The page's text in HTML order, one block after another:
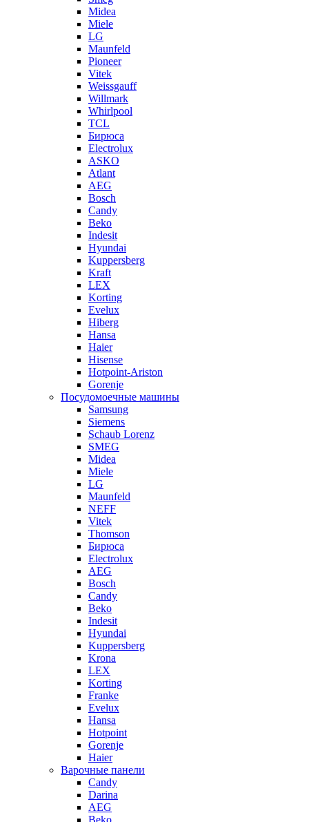
Midea
Miele
LG
Maunfeld
Pioneer
Vitek
Weissgauff
Willmark
Whirlpool
TCL
Бирюса
Electrolux
ASKO
Atlant
AEG
Bosch
Candy
Beko
Indesit
Hyundai
Kuppersberg
Kraft
LEX
Korting
Evelux
Hiberg
Hansa
Haier
Hisense
Hotpoint-Ariston
Gorenje
Посудомоечные машины
Samsung
Siemens
Schaub Lorenz
SMEG
Midea
Miele
LG
Maunfeld
NEFF
Vitek
Thomson
Бирюса
Electrolux
AEG
Bosch
Candy
Beko
Indesit
Hyundai
Kuppersberg
Krona
LEX
Korting
Franke
Evelux
Hansa
Hotpoint
Gorenje
Haier
Варочные панели
Candy
Darina
AEG